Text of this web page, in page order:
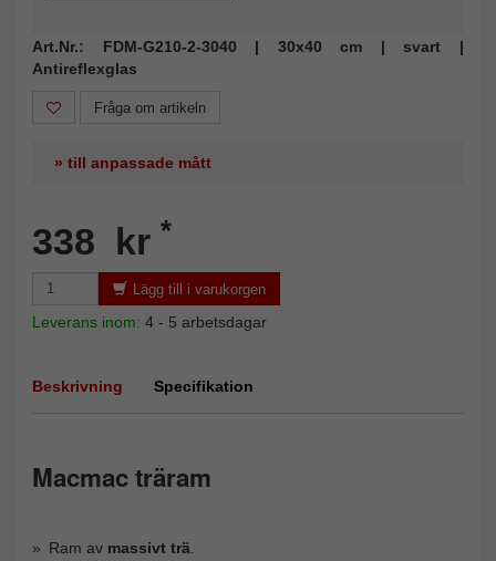
Art.Nr.: FDM-G210-2-3040 | 30x40 cm | svart |
Antireflexglas
Fråga om artikeln
» till anpassade mått
338 kr *
Lägg till i varukorgen
Leverans inom: 4 - 5 arbetsdagar
Beskrivning Specifikation
Macmac träram
Ram av massivt trä